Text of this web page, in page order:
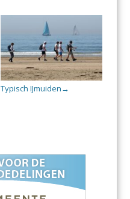
Typisch IJmuiden →